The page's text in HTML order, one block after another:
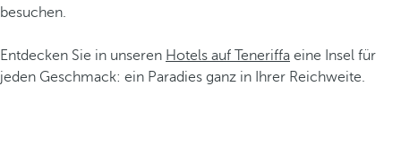
besuchen.
Entdecken Sie in unseren Hotels auf Teneriffa eine Insel für
jeden Geschmack: ein Paradies ganz in Ihrer Reichweite.